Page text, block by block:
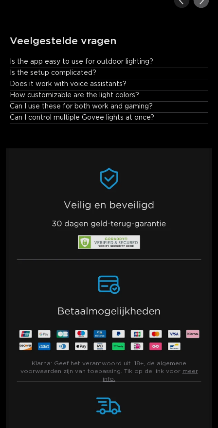
Veelgestelde vragen
Is the app easy to use for outdoor lighting?
Absolutely—Govee Home App automatically detects the bulbs
and provides intuitive controls for seamless customization.
Is the setup complicated?
Does it work with voice assistants?
How customizable are the light colors?
Can I use these for both work and gaming?
Can I control multiple Govee lights at once?
Klarna: Geef het verantwoord uit. 18+, de algemene
voorwaarden zijn van toepassing. Tik op de link voor meer
info.